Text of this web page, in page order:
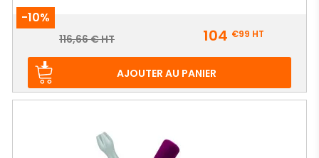
-10%
Prix
Prix
116,66 € HT 104 €99 HT
AJOUTER AU PANIER